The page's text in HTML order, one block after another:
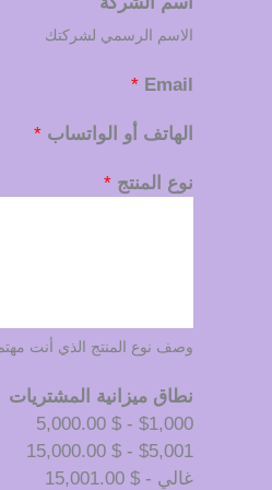
الاسم الرسمي لشركتك
Email
*
الهاتف أو الواتساب *
نوع المنتج *
وصف نوع المنتج الذي أنت مهتم
نطاق ميزانية المشتريات
$1,000 - $ 5,000.00
$5,001 - $ 15,000.00
غالي - $ 15,001.00